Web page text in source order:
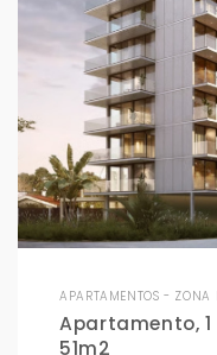
APARTAMENTOS - ZONA
Apartamento,
51m2